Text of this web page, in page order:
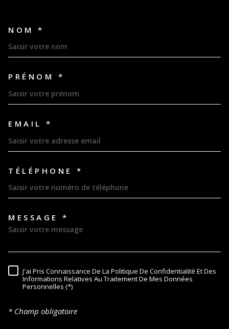
NOM *
PRÉNOM *
EMAIL *
TÉLÉPHONE *
MESSAGE *
RÈGLEMENTATION
J'ai Pris Connaissance De La Politique De Confidentialité Et Des
Informations Relatives Au Traitement De Mes Données
Personnelles (*)
* Champ obligatoire